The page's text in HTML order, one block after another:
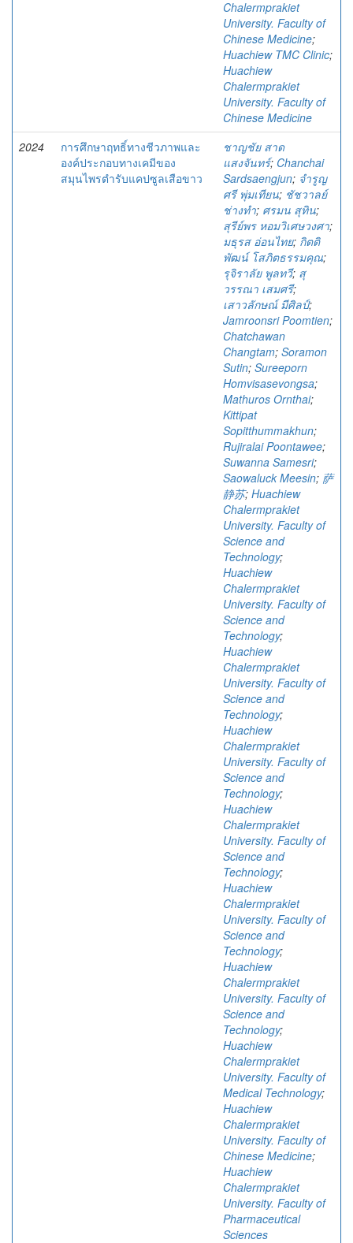
Chalermprakiet
University. Faculty of
Chinese Medicine;
Huachiew TMC Clinic;
Huachiew
Chalermprakiet
University. Faculty of
Chinese Medicine
2024
การศึกษาฤทธิ์ทางชีวภาพและ
องค์ประกอบทางเคมีของ
สมุนไพรตำรับแคปซูลเสือขาว
ชาญชัย สาด
แสงจันทร์; Chanchai
Sardsaengjun; จำรูญ
ศรี พุ่มเทียน; ชัชวาลย์
ช่างทำ; ศรมน สุทิน;
สุรีย์พร หอมวิเศษวงศา;
มธุรส อ่อนไทย; กิตติ
พัฒน์ โสภิตธรรมคุณ;
รุจิราลัย พูลทวี; สุ
วรรณา เสมศรี;
เสาวลักษณ์ มีศิลป์;
Jamroonsri Poomtien;
Chatchawan
Changtam; Soramon
Sutin; Sureeporn
Homvisasevongsa;
Mathuros Ornthai;
Kittipat
Sopitthummakhun;
Rujiralai Poontawee;
Suwanna Samesri;
Saowaluck Meesin; 萨
静苏; Huachiew
Chalermprakiet
University. Faculty of
Science and
Technology;
Huachiew
Chalermprakiet
University. Faculty of
Science and
Technology;
Huachiew
Chalermprakiet
University. Faculty of
Science and
Technology;
Huachiew
Chalermprakiet
University. Faculty of
Science and
Technology;
Huachiew
Chalermprakiet
University. Faculty of
Science and
Technology;
Huachiew
Chalermprakiet
University. Faculty of
Science and
Technology;
Huachiew
Chalermprakiet
University. Faculty of
Science and
Technology;
Huachiew
Chalermprakiet
University. Faculty of
Medical Technology;
Huachiew
Chalermprakiet
University. Faculty of
Chinese Medicine;
Huachiew
Chalermprakiet
University. Faculty of
Pharmaceutical
Sciences